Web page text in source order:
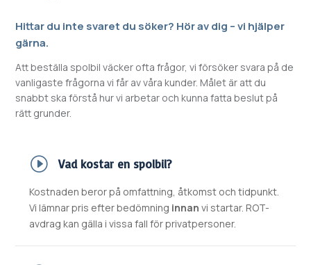
Hittar du inte svaret du söker? Hör av dig – vi hjälper
gärna.
Att beställa spolbil väcker ofta frågor, vi försöker svara på de
vanligaste frågorna vi får av våra kunder. Målet är att du
snabbt ska förstå hur vi arbetar och kunna fatta beslut på
rätt grunder.
Vad kostar en spolbil?
Kostnaden beror på omfattning, åtkomst och tidpunkt.
Vi lämnar pris efter bedömning innan vi startar. ROT-
avdrag kan gälla i vissa fall för privatpersoner.